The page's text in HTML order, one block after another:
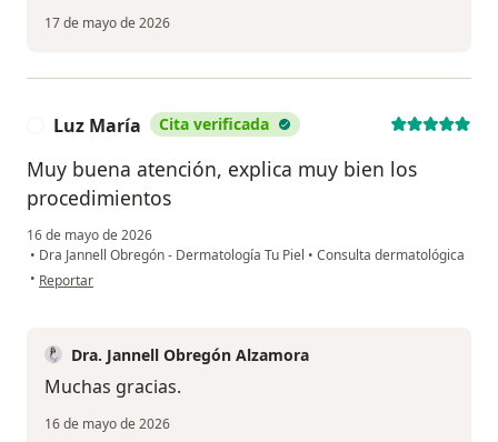
17 de mayo de 2026
Luz María Cita verificada
Muy buena atención, explica muy bien los
procedimientos
16 de mayo de 2026
• Dra Jannell Obregón - Dermatología Tu Piel • Consulta dermatológica
• en opinión del usuario Luz María
Reportar
Dra. Jannell Obregón Alzamora
Muchas gracias.
16 de mayo de 2026